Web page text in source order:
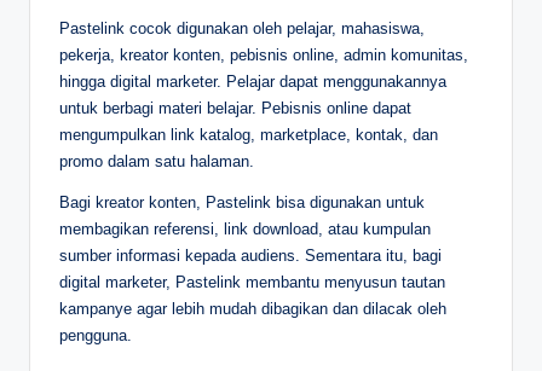
Pastelink cocok digunakan oleh pelajar, mahasiswa,
pekerja, kreator konten, pebisnis online, admin komunitas,
hingga digital marketer. Pelajar dapat menggunakannya
untuk berbagi materi belajar. Pebisnis online dapat
mengumpulkan link katalog, marketplace, kontak, dan
promo dalam satu halaman.
Bagi kreator konten, Pastelink bisa digunakan untuk
membagikan referensi, link download, atau kumpulan
sumber informasi kepada audiens. Sementara itu, bagi
digital marketer, Pastelink membantu menyusun tautan
kampanye agar lebih mudah dibagikan dan dilacak oleh
pengguna.